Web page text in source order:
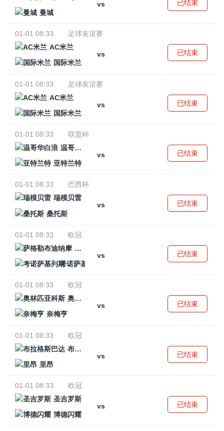
vs
曼城
已结束
01-01 08:33
足球友谊赛
AC米兰
vs
国际米兰
已结束
01-01 08:33
足球友谊赛
AC米兰
vs
国际米兰
已结束
01-01 08:33
联盟杯
温哥华白浪
vs
亚特兰特
已结束
01-01 08:33
巴西杯
瑞模贝雷
vs
桑托斯
已结束
01-01 08:33
欧冠
萨格勒布迪纳摩
vs
考诺萨基列斯
已结束
01-01 08:33
欧冠
奥林匹亚科斯
vs
奈梅亨
已结束
01-01 08:33
欧冠
布拉格斯巴达
vs
里昂
已结束
01-01 08:33
欧冠
圣吉罗斯
vs
博德闪耀
已结束